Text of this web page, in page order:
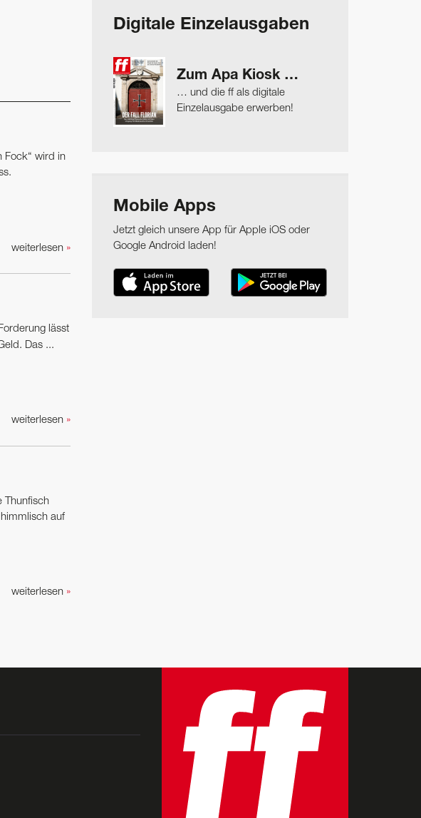
Fock“ wird in
weiterlesen »
lässt
Das ...
weiterlesen »
Thunfisch
auf
weiterlesen »
Digitale Einzelausgaben
Zum Apa Kiosk …
… und die ff als digitale
Einzelausgabe erwerben!
Mobile Apps
Jetzt gleich unsere App für Apple iOS oder
Google Android laden!